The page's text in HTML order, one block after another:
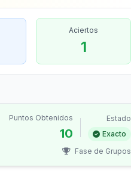
Aciertos
1
Puntos Obtenidos
10
Estado
Exacto
Fase de Grupos